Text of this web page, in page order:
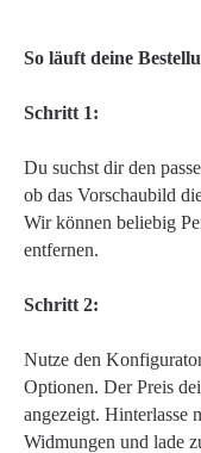
So läuft deine
Schritt 1:
Du suchst dir den
ob das Vorschaubild
Wir können beliebig
entfernen.
Schritt 2:
Nutze den
Optionen. Der Preis
angezeigt. Hinterlasse
Widmungen und lade